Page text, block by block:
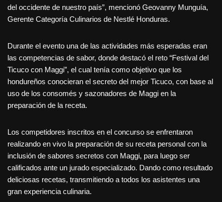
del occidente de nuestro país”, mencionó Geovanny Munguía,
Gerente Categoría Culinarios de Nestlé Honduras.
Durante el evento una de las actividades más esperadas eran
las competencias de sabor, donde destacó el reto “Festival del
Ticuco con Maggi”, el cual tenía como objetivo que los
hondureños conocieran el secreto del mejor Ticuco, con base al
uso de los consomés y sazonadores de Maggi en la
preparación de la receta.
Los competidores inscritos en el concurso se enfrentaron
realizando en vivo la preparación de su receta personal con la
inclusión de sabores secretos con Maggi, para luego ser
calificados ante un jurado especializado. Dando como resultado
deliciosas recetas, transmitiendo a todos los asistentes una
gran experiencia culinaria.